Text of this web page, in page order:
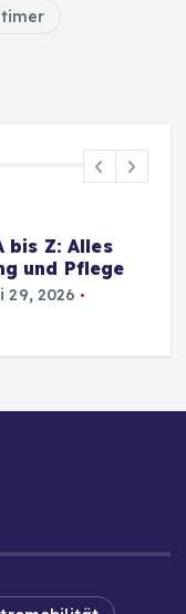
bis Z: Alles
und Pflege
29, 2026